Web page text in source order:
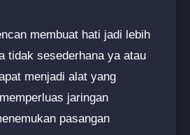
membuat hati jadi lebih
tidak sesederhana ya atau
menjadi alat yang
jaringan
pasangan